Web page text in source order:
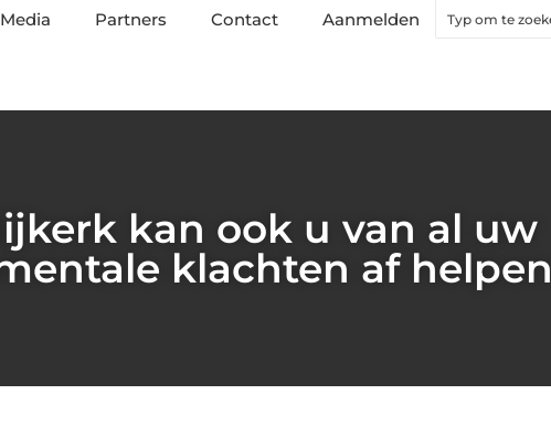
Partners Contact Aanmelden
kan ook u van al uw
klachten af helpen